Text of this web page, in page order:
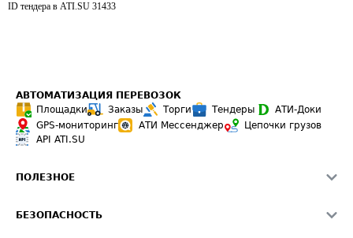
ID тендера в ATI.SU 31433
АВТОМАТИЗАЦИЯ ПЕРЕВОЗОК
Площадки
Заказы Торги Тендеры
АТИ-Доки
GPS-мониторинг
АТИ Мессенджер
Цепочки грузов
API ATI.SU
ПОЛЕЗНОЕ
БЕЗОПАСНОСТЬ